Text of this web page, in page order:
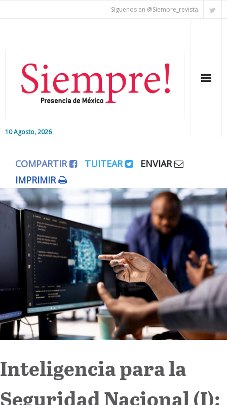
Síguenos en @Siempre_revista
10 Agosto, 2026
Editorial
Nacional
Colaboradores
Internacional
Cultura
COMPARTIR TUITEAR
ENVIAR
IMPRIMIR
Inteligencia para la
Seguridad Nacional (I):